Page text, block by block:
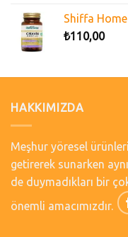
Shiffa Home
₺110,00
HAKKIMIZDA
Meşhur yöresel
getirerek sunarken
de duymadıkları bir
önemli amacımızdır.